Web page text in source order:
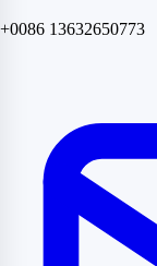
+0086 13632650773